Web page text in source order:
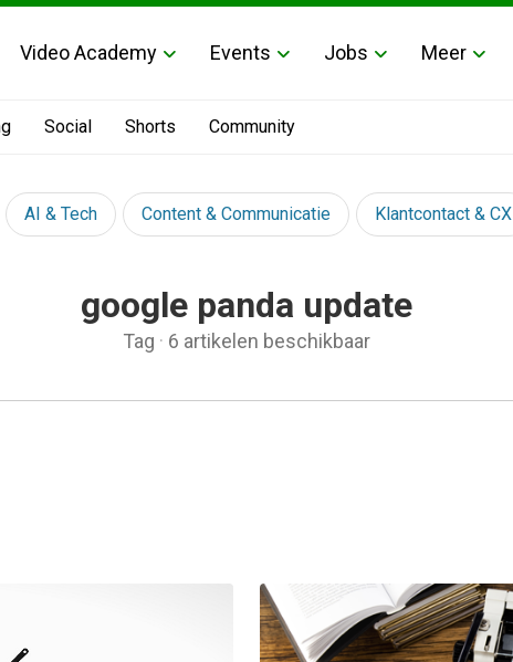
Video Academy Events Jobs Meer
Social Shorts Community
AI & Tech Content & Communicatie Klantcontact & CX
google panda update
Tag · 6 artikelen beschikbaar